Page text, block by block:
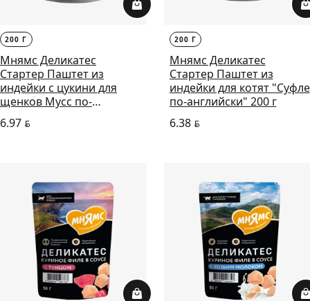
200 Г
Мнямс Деликатес
Стартер Паштет из
индейки с цукини для
щенков Мусс по-
французски, 200 г
6.97 BYN
200 Г
Мнямс Деликатес
Стартер Паштет из
индейки для котят "Суфле
по-английски" 200 г
6.38BYN